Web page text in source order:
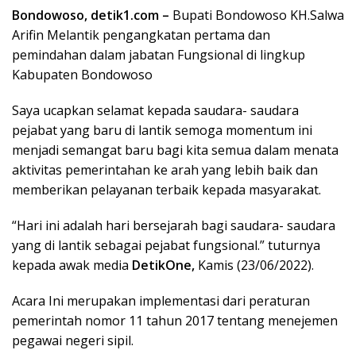
Bondowoso, detik1.com – Bupati Bondowoso KH.Salwa
Arifin Melantik pengangkatan pertama dan
pemindahan dalam jabatan Fungsional di lingkup
Kabupaten Bondowoso
Saya ucapkan selamat kepada saudara- saudara
pejabat yang baru di lantik semoga momentum ini
menjadi semangat baru bagi kita semua dalam menata
aktivitas pemerintahan ke arah yang lebih baik dan
memberikan pelayanan terbaik kepada masyarakat.
“Hari ini adalah hari bersejarah bagi saudara- saudara
yang di lantik sebagai pejabat fungsional.” tuturnya
kepada awak media DetikOne, Kamis (23/06/2022).
Acara Ini merupakan implementasi dari peraturan
pemerintah nomor 11 tahun 2017 tentang menejemen
pegawai negeri sipil.